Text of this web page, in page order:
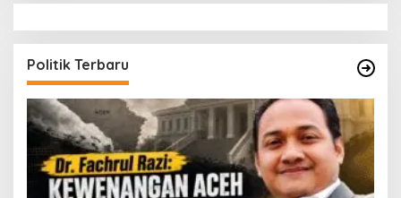
Politik Terbaru